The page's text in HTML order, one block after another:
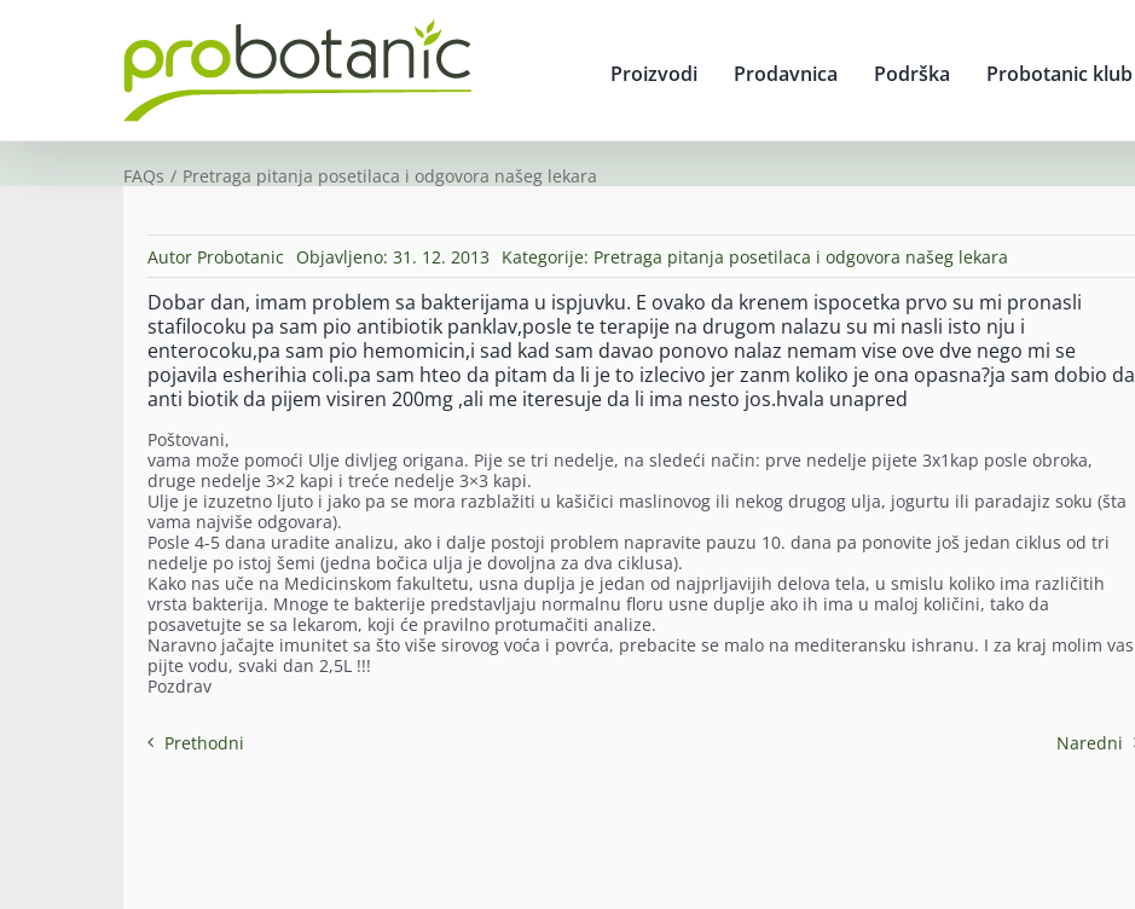
Proizvodi Prodavnica Podrška Probotanic klub
FAQs Pretraga pitanja posetilaca i odgovora našeg lekara
Autor Probotanic Objavljeno: 31. 12. 2013 Kategorije: Pretraga pitanja posetilaca i odgovora našeg lekara
Dobar dan, imam problem sa bakterijama u ispjuvku. E ovako da krenem ispocetka prvo su mi pronasli
stafilocoku pa sam pio antibiotik panklav,posle te terapije na drugom nalazu su mi nasli isto nju i
enterocoku,pa sam pio hemomicin,i sad kad sam davao ponovo nalaz nemam vise ove dve nego mi se
pojavila esherihia coli.pa sam hteo da pitam da li je to izlecivo jer zanm koliko je ona opasna?ja sam dobio da
anti biotik da pijem visiren 200mg ,ali me iteresuje da li ima nesto jos.hvala unapred
Poštovani,
vama može pomoći Ulje divljeg origana. Pije se tri nedelje, na sledeći način: prve nedelje pijete 3x1kap posle obroka,
druge nedelje 3×2 kapi i treće nedelje 3×3 kapi.
Ulje je izuzetno ljuto i jako pa se mora razblažiti u kašičici maslinovog ili nekog drugog ulja, jogurtu ili paradajiz soku (šta
vama najviše odgovara).
Posle 4-5 dana uradite analizu, ako i dalje postoji problem napravite pauzu 10. dana pa ponovite još jedan ciklus od tri
nedelje po istoj šemi (jedna bočica ulja je dovoljna za dva ciklusa).
Kako nas uče na Medicinskom fakultetu, usna duplja je jedan od najprljavijih delova tela, u smislu koliko ima različitih
vrsta bakterija. Mnoge te bakterije predstavljaju normalnu floru usne duplje ako ih ima u maloj količini, tako da
posavetujte se sa lekarom, koji će pravilno protumačiti analize.
Naravno jačajte imunitet sa što više sirovog voća i povrća, prebacite se malo na mediteransku ishranu. I za kraj molim vas
pijte vodu, svaki dan 2,5L !!!
Pozdrav
Prethodni Naredni